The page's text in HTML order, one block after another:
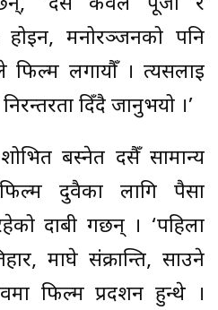
होइन, मनोरञ्जनको पनि
फिल्म लगायौँ । त्यसलाई
दिँदै जानुभयो ।’
शोभित बस्नेत दसैँ सामान्य
फिल्म दुवैका लागि पैसा
दाबी गर्छन् । ‘पहिला
माघे संक्रान्ति, साउने
फिल्म प्रदर्शन हुन्थे ।